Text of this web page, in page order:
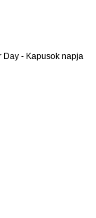
Day - Kapusok napja